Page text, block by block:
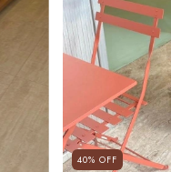
40% OFF